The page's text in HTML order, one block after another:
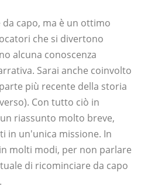
capo, ma è un ottimo
che si divertono
alcuna conoscenza
Sarai anche coinvolto
più recente della storia
Con tutto ciò in
riassunto molto breve,
in un'unica missione. In
molti modi, per non parlare
di ricominciare da capo